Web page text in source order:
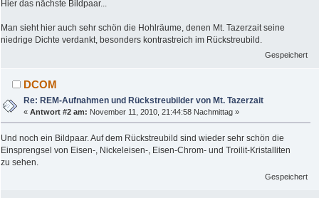
Hier das nächste Bildpaar...
Man sieht hier auch sehr schön die Hohlräume, denen Mt. Tazerzait seine
niedrige Dichte verdankt, besonders kontrastreich im Rückstreubild.
Gespeichert
DCOM
Re: REM-Aufnahmen und Rückstreubilder von Mt. Tazerzait
«Antwort #2 am: November 11, 2010, 21:44:58 Nachmittag »
Und noch ein Bildpaar. Auf dem Rückstreubild sind wieder sehr schön die
Einsprengsel von Eisen-, Nickeleisen-, Eisen-Chrom- und Troilit-Kristalliten
zu sehen.
Gespeichert